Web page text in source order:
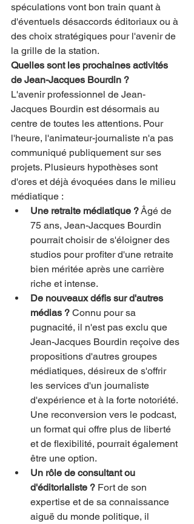
spéculations vont bon train quant à
d'éventuels désaccords éditoriaux ou à
des choix stratégiques pour l'avenir de
la grille de la station.
Quelles sont les prochaines activités
de Jean-Jacques Bourdin ?
L'avenir professionnel de Jean-
Jacques Bourdin est désormais au
centre de toutes les attentions. Pour
l'heure, l'animateur-journaliste n'a pas
communiqué publiquement sur ses
projets. Plusieurs hypothèses sont
d'ores et déjà évoquées dans le milieu
médiatique :
Une retraite médiatique ? Âgé de
75 ans, Jean-Jacques Bourdin
pourrait choisir de s'éloigner des
studios pour profiter d'une retraite
bien méritée après une carrière
riche et intense.
De nouveaux défis sur d'autres
médias ? Connu pour sa
pugnacité, il n'est pas exclu que
Jean-Jacques Bourdin reçoive des
propositions d'autres groupes
médiatiques, désireux de s'offrir
les services d'un journaliste
d'expérience et à la forte notoriété.
Une reconversion vers le podcast,
un format qui offre plus de liberté
et de flexibilité, pourrait également
être une option.
Un rôle de consultant ou
d'éditorialiste ? Fort de son
expertise et de sa connaissance
aiguë du monde politique, il